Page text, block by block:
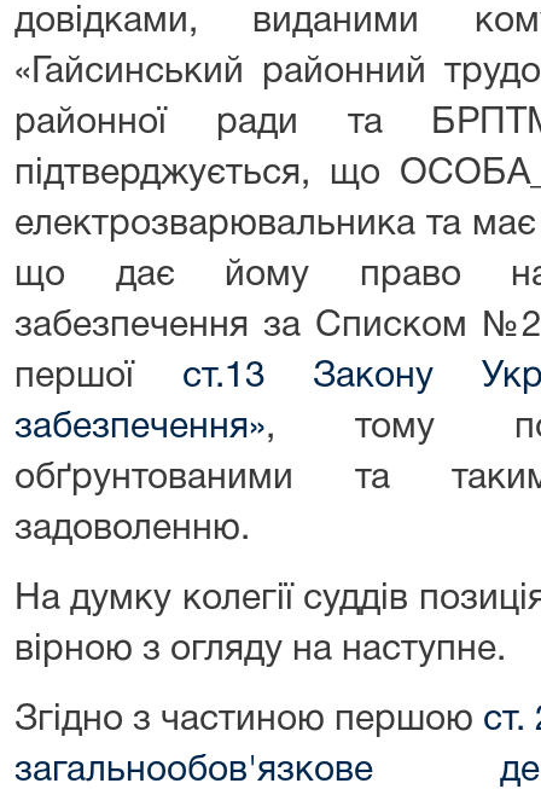
довідками, виданими
«Гайсинський районний
районної ради та БРПТМ
підтверджується, що
електрозварювальника та
що дає йому право на
забезпечення за Списком №2
першої ст.13 Закону
забезпечення», тому
обґрунтованими та
задоволенню.
На думку колегії суддів
вірною з огляду на наступне.
Згідно з частиною першою ст.
загальнообов'язкове